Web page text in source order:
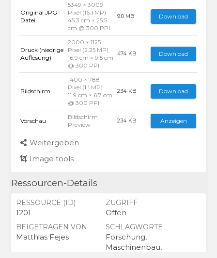
Original JPG
Datei
5349 × 3009
Pixel (16.1 MP)
45.3 cm × 25.5
cm @ 300 PPI
9.0 MB Download
Druck (niedrige
Auflösung)
2000 × 1125
Pixel (2.25 MP)
16.9 cm × 9.5 cm
@ 300 PPI
474 KB Download
Bildschirm
1400 × 788
Pixel (1.1 MP)
11.9 cm × 6.7 cm
@ 300 PPI
234 KB Download
Vorschau
Bildschirm
Preview
234 KB Anzeigen
Weitergeben
Image tools
Ressourcen-Details
RESSOURCE (ID)
1201
ZUGRIFF
Offen
BEIGETRAGEN VON
Matthias Fejes
SCHLAGWORTE
Forschung,
Maschinenbau,